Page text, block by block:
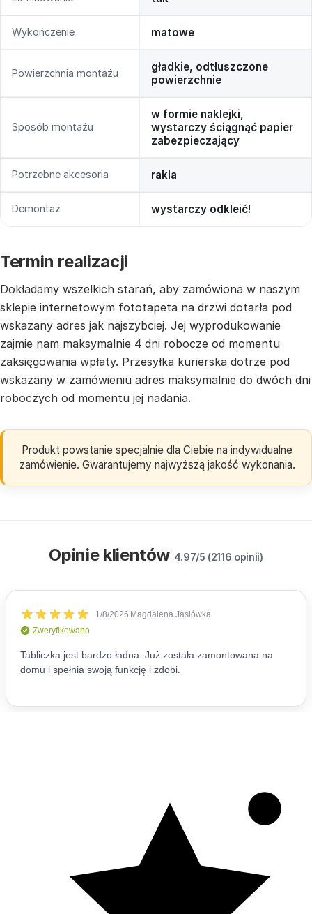
Wykończenie matowe
Powierzchnia montażu
gładkie, odtłuszczone
powierzchnie
Sposób montażu
w formie naklejki,
wystarczy ściągnąć papier
zabezpieczający
Potrzebne akcesoria rakla
Demontaż wystarczy odkleić!
Termin realizacji
Dokładamy wszelkich starań, aby zamówiona w naszym
sklepie internetowym fototapeta na drzwi dotarła pod
wskazany adres jak najszybciej. Jej wyprodukowanie
zajmie nam maksymalnie 4 dni robocze od momentu
zaksięgowania wpłaty. Przesyłka kurierska dotrze pod
wskazany w zamówieniu adres maksymalnie do dwóch dni
roboczych od momentu jej nadania.
Produkt powstanie specjalnie dla Ciebie na indywidualne
zamówienie. Gwarantujemy najwyższą jakość wykonania.
Opinie klientów 4.97/5 (2116 opinii)